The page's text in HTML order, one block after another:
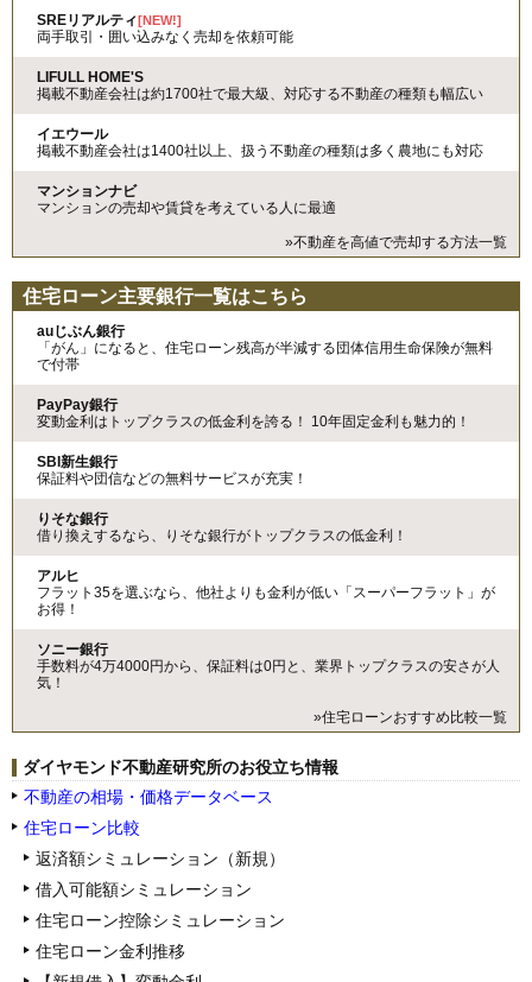
SREリアルティ[NEW!]
両手取引・囲い込みなく売却を依頼可能
LIFULL HOME'S
掲載不動産会社は約1700社で最大級、対応する不動産の種類も幅広い
イエウール
掲載不動産会社は1400社以上、扱う不動産の種類は多く農地にも対応
マンションナビ
マンションの売却や賃貸を考えている人に最適
»不動産を高値で売却する方法一覧
住宅ローン主要銀行一覧はこちら
auじぶん銀行
「がん」になると、住宅ローン残高が半減する団体信用生命保険が無料
で付帯
PayPay銀行
変動金利はトップクラスの低金利を誇る！ 10年固定金利も魅力的！
SBI新生銀行
保証料や団信などの無料サービスが充実！
りそな銀行
借り換えするなら、りそな銀行がトップクラスの低金利！
アルヒ
フラット35を選ぶなら、他社よりも金利が低い「スーパーフラット」が
お得！
ソニー銀行
手数料が4万4000円から、保証料は0円と、業界トップクラスの安さが人
気！
»住宅ローンおすすめ比較一覧
ダイヤモンド不動産研究所のお役立ち情報
不動産の相場・価格データベース
住宅ローン比較
返済額シミュレーション（新規）
借入可能額シミュレーション
住宅ローン控除シミュレーション
住宅ローン金利推移